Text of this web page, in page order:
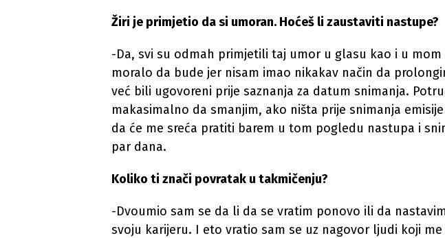
Žiri je primjetio da si umoran. Hoćeš li zaustaviti nastupe?
-Da, svi su odmah primjetili taj umor u glasu kao i u
moralo da bude jer nisam imao nikakav način da
već bili ugovoreni prije saznanja za datum snimanja.
makasimalno da smanjim, ako ništa prije snimanja
da će me sreća pratiti barem u tom pogledu nastupa i
par dana.
Koliko ti znači povratak u takmičenju?
-Dvoumio sam se da li da se vratim ponovo ili da
svoju karijeru. I eto vratio sam se uz nagovor ljudi koji